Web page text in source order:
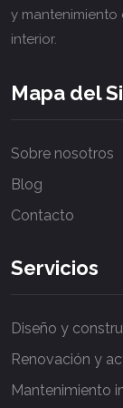
y
interior.
sitio
con
de
web
¡destaca
competencia
cautiva
tus
visitantes
Mapa del
Sobre nosotros
Blog
Contacto
Servicios
Diseño y
Renovación y
Mantenimiento